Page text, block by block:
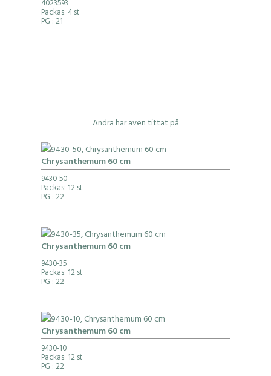
4023593
Packas: 4 st
PG : 21
Andra har även tittat på
Chrysanthemum 60 cm
9430-50
Packas: 12 st
PG : 22
Chrysanthemum 60 cm
9430-35
Packas: 12 st
PG : 22
Chrysanthemum 60 cm
9430-10
Packas: 12 st
PG : 22